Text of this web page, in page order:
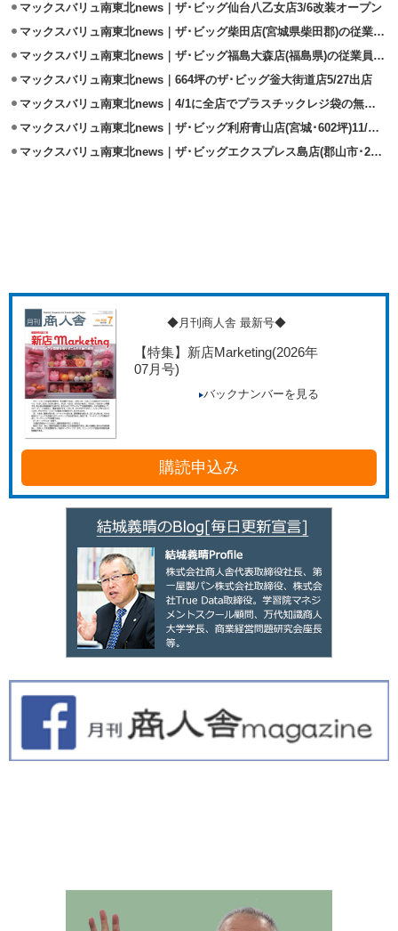
マックスバリュ南東北news｜ザ･ビッグ仙台八乙女店3/6改装オープン
マックスバリュ南東北news｜ザ･ビッグ柴田店(宮城県柴田郡)の従業員が感染
マックスバリュ南東北news｜ザ･ビッグ福島大森店(福島県)の従業員が感染
マックスバリュ南東北news｜664坪のザ･ビッグ釡大街道店5/27出店
マックスバリュ南東北news｜4/1に全店でプラスチックレジ袋の無料配布終了
マックスバリュ南東北news｜ザ･ビッグ利府青山店(宮城･602坪)11/29出店
マックスバリュ南東北news｜ザ･ビッグエクスプレス島店(郡山市･288坪)出店
◆月刊商人舎 最新号◆
【特集】新店Marketing(2026年
07月号)
バックナンバーを見る
購読申込み